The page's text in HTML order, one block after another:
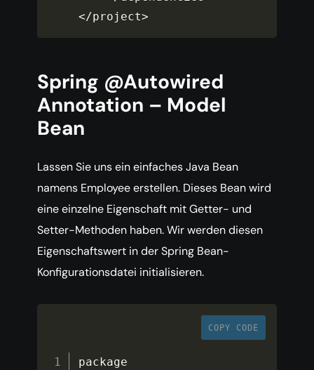
</project>
Spring @Autowired
Annotation – Model
Bean
Lassen Sie uns ein einfaches Java Bean
namens Employee erstellen. Dieses Bean wird
eine einzelne Eigenschaft mit Getter- und
Setter-Methoden haben. Wir werden diesen
Eigenschaftswert in der Spring Bean-
Konfigurationsdatei initialisieren.
COPY CODE
package